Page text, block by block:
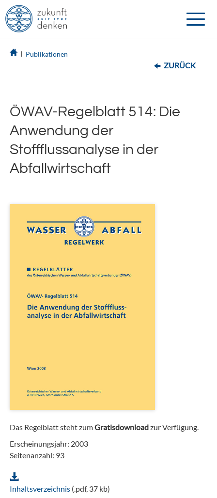
Toggle
Publikationen
ZURÜCK
ÖWAV-Regelblatt 514: Die
Anwendung der
Stoffflussanalyse in der
Abfallwirtschaft
Das Regelblatt steht zumGratisdownloadzur Verfügung.
Erscheinungsjahr: 2003
Seitenanzahl: 93
Inhaltsverzeichnis (.pdf, 37 kb)